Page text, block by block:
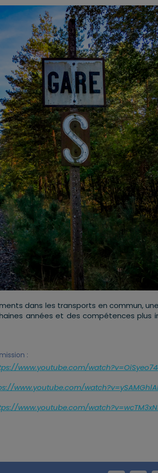
dans les transports en commun,
années et des compétences plus
:
www.youtube.com/
www.youtube.com/
www.youtube.com/